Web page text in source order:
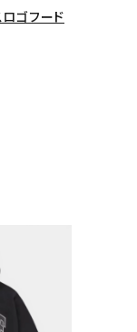
ゴフード